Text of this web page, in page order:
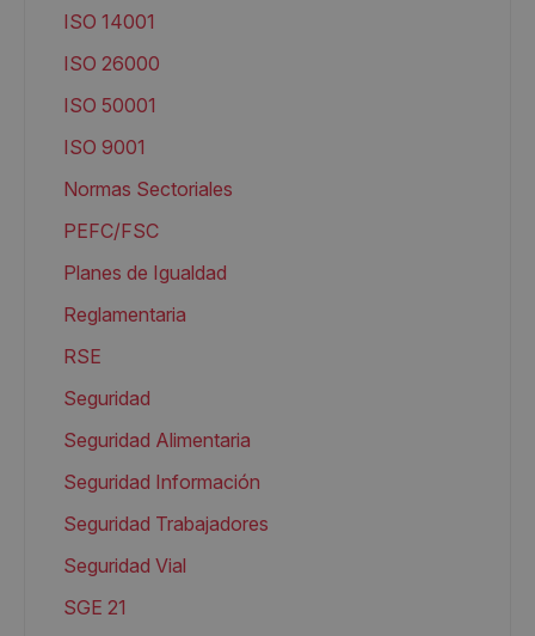
ISO 14001
ISO 26000
ISO 50001
ISO 9001
Normas Sectoriales
PEFC/FSC
Planes de Igualdad
Reglamentaria
RSE
Seguridad
Seguridad Alimentaria
Seguridad Información
Seguridad Trabajadores
Seguridad Vial
SGE 21